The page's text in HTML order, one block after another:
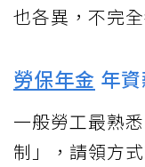
也各異，不完
勞保年金 年
一般勞工最熟
制」，請領方